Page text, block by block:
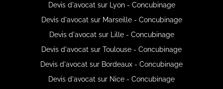
Devis d'avocat sur Lyon - Concubinage
Devis d'avocat sur Marseille - Concubinage
Devis d'avocat sur Lille - Concubinage
Devis d'avocat sur Toulouse - Concubinage
Devis d'avocat sur Bordeaux - Concubinage
Devis d'avocat sur Nice - Concubinage